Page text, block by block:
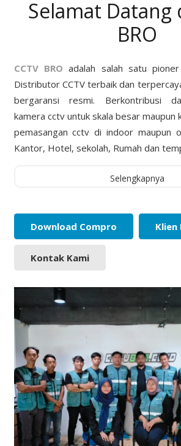
Selamat Datang
BRO
CCTV BRO adalah salah satu
Distributor CCTV terbaik dan
bergaransi resmi. Berkontribusi
kamera cctv untuk skala besar maupun
pemasangan cctv di indoor maupun
Kantor, Hotel, sekolah, Rumah dan
Selengkapnya
Download Compro Klien
Kontak Kami